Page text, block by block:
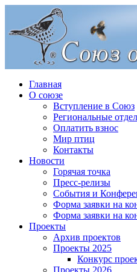
Главная
О союзе
Вступление в Союз
Региональные
Оплатить взнос
Мир птиц
Контакты
Новости
Горячая точка
Пресс-релизы
События и
Форма заявки на
Форма заявки на
Проекты
Архив проектов
Проекты 2025
Конкурс
Проекты 2026